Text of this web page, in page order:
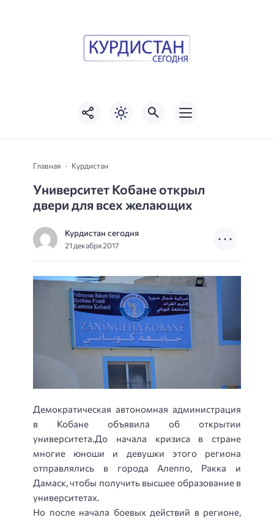
Главная Курдистан
Университет Кобане открыл
двери для всех желающих
Курдистан сегодня
21 декабря 2017
Демократическая автономная администрация
в Кобане объявила об открытии
университета.До начала кризиса в стране
многие юноши и девушки этого региона
отправлялись в города Алеппо, Ракка и
Дамаск, чтобы получить высшее образование в
университетах.
Но после начала боевых действий в регионе,